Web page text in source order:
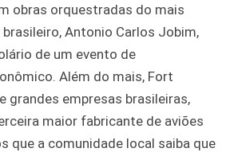
obras orquestradas do mais
Antonio Carlos Jobim,
de um evento de
Além do mais, Fort
grandes empresas brasileiras,
maior fabricante de aviões
que a comunidade local saiba que